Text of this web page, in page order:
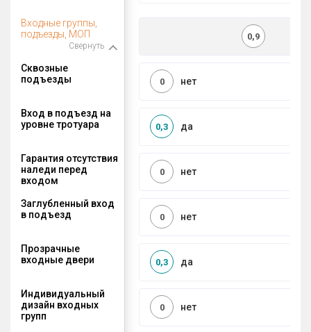
Входные группы,
подъезды, МОП
Свернуть
0,9
Сквозные
подъезды
нет
0
Вход в подъезд на
уровне тротуара
да
0,3
Гарантия отсутствия
наледи перед
входом
нет
0
Заглубленный вход
в подъезд
нет
0
Прозрачные
входные двери
да
0,3
Индивидуальный
дизайн входных
групп
нет
0